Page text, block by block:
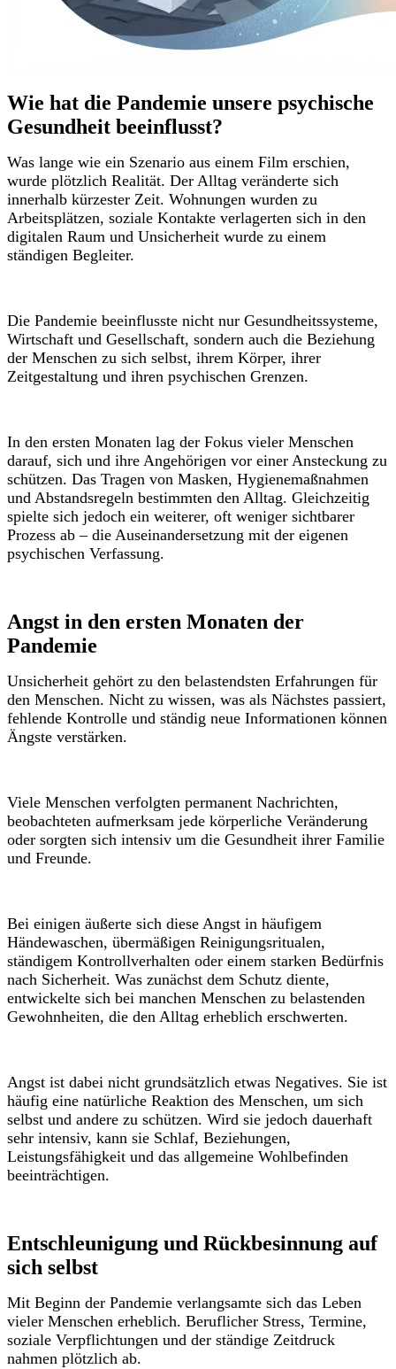
Wie hat die Pandemie unsere psychische
Gesundheit beeinflusst?
Was lange wie ein Szenario aus einem Film erschien,
wurde plötzlich Realität. Der Alltag veränderte sich
innerhalb kürzester Zeit. Wohnungen wurden zu
Arbeitsplätzen, soziale Kontakte verlagerten sich in den
digitalen Raum und Unsicherheit wurde zu einem
ständigen Begleiter.
Die Pandemie beeinflusste nicht nur Gesundheitssysteme,
Wirtschaft und Gesellschaft, sondern auch die Beziehung
der Menschen zu sich selbst, ihrem Körper, ihrer
Zeitgestaltung und ihren psychischen Grenzen.
In den ersten Monaten lag der Fokus vieler Menschen
darauf, sich und ihre Angehörigen vor einer Ansteckung zu
schützen. Das Tragen von Masken, Hygienemaßnahmen
und Abstandsregeln bestimmten den Alltag. Gleichzeitig
spielte sich jedoch ein weiterer, oft weniger sichtbarer
Prozess ab – die Auseinandersetzung mit der eigenen
psychischen Verfassung.
Angst in den ersten Monaten der
Pandemie
Unsicherheit gehört zu den belastendsten Erfahrungen für
den Menschen. Nicht zu wissen, was als Nächstes passiert,
fehlende Kontrolle und ständig neue Informationen können
Ängste verstärken.
Viele Menschen verfolgten permanent Nachrichten,
beobachteten aufmerksam jede körperliche Veränderung
oder sorgten sich intensiv um die Gesundheit ihrer Familie
und Freunde.
Bei einigen äußerte sich diese Angst in häufigem
Händewaschen, übermäßigen Reinigungsritualen,
ständigem Kontrollverhalten oder einem starken Bedürfnis
nach Sicherheit. Was zunächst dem Schutz diente,
entwickelte sich bei manchen Menschen zu belastenden
Gewohnheiten, die den Alltag erheblich erschwerten.
Angst ist dabei nicht grundsätzlich etwas Negatives. Sie ist
häufig eine natürliche Reaktion des Menschen, um sich
selbst und andere zu schützen. Wird sie jedoch dauerhaft
sehr intensiv, kann sie Schlaf, Beziehungen,
Leistungsfähigkeit und das allgemeine Wohlbefinden
beeinträchtigen.
Entschleunigung und Rückbesinnung auf
sich selbst
Mit Beginn der Pandemie verlangsamte sich das Leben
vieler Menschen erheblich. Beruflicher Stress, Termine,
soziale Verpflichtungen und der ständige Zeitdruck
nahmen plötzlich ab.